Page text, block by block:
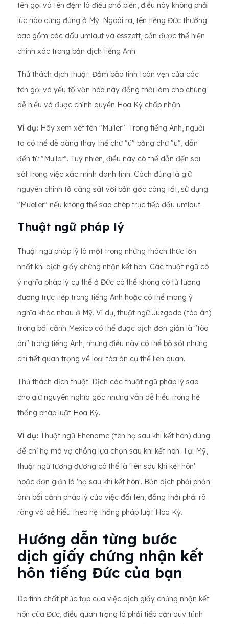
tên gọi và tên đệm là điều phổ biến, điều này không phải
lúc nào cũng đúng ở Mỹ. Ngoài ra, tên tiếng Đức thường
bao gồm các dấu umlaut và esszett, cần được thể hiện
chính xác trong bản dịch tiếng Anh.
Thử thách dịch thuật: Đảm bảo tính toàn vẹn của các
tên gọi và yếu tố văn hóa này đồng thời làm cho chúng
dễ hiểu và được chính quyền Hoa Kỳ chấp nhận.
Ví dụ: Hãy xem xét tên "Müller". Trong tiếng Anh, người
ta có thể dễ dàng thay thế chữ "ü" bằng chữ "u", dẫn
đến từ "Muller". Tuy nhiên, điều này có thể dẫn đến sai
sót trong việc xác minh danh tính. Cách đúng là giữ
nguyên chính tả càng sát với bản gốc càng tốt, sử dụng
"Mueller" nếu không thể sao chép trực tiếp dấu umlaut.
Thuật ngữ pháp lý
Thuật ngữ pháp lý là một trong những thách thức lớn
nhất khi dịch giấy chứng nhận kết hôn. Các thuật ngữ có
ý nghĩa pháp lý cụ thể ở Đức có thể không có từ tương
đương trực tiếp trong tiếng Anh hoặc có thể mang ý
nghĩa khác nhau ở Mỹ. Ví dụ, thuật ngữ Juzgado (tòa án)
trong bối cảnh Mexico có thể được dịch đơn giản là "tòa
án" trong tiếng Anh, nhưng điều này có thể bỏ sót những
chi tiết quan trọng về loại tòa án cụ thể liên quan.
Thử thách dịch thuật: Dịch các thuật ngữ pháp lý sao
cho giữ nguyên nghĩa gốc nhưng vẫn dễ hiểu trong hệ
thống pháp luật Hoa Kỳ.
Ví dụ: Thuật ngữ Ehename (tên họ sau khi kết hôn) dùng
để chỉ họ mà vợ chồng lựa chọn sau khi kết hôn. Tại Mỹ,
thuật ngữ tương đương có thể là 'tên sau khi kết hôn'
hoặc đơn giản là 'họ sau khi kết hôn'. Bản dịch phải phản
ánh bối cảnh pháp lý của việc đổi tên, đồng thời phải rõ
ràng và dễ hiểu theo hệ thống pháp luật Hoa Kỳ.
Hướng dẫn từng bước
dịch giấy chứng nhận kết
hôn tiếng Đức của bạn
Do tính chất phức tạp của việc dịch giấy chứng nhận kết
hôn của Đức, điều quan trọng là phải tiếp cận quy trình